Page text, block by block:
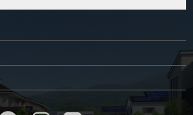
3,598万円
長後駅
食器洗い乾燥機や浴…